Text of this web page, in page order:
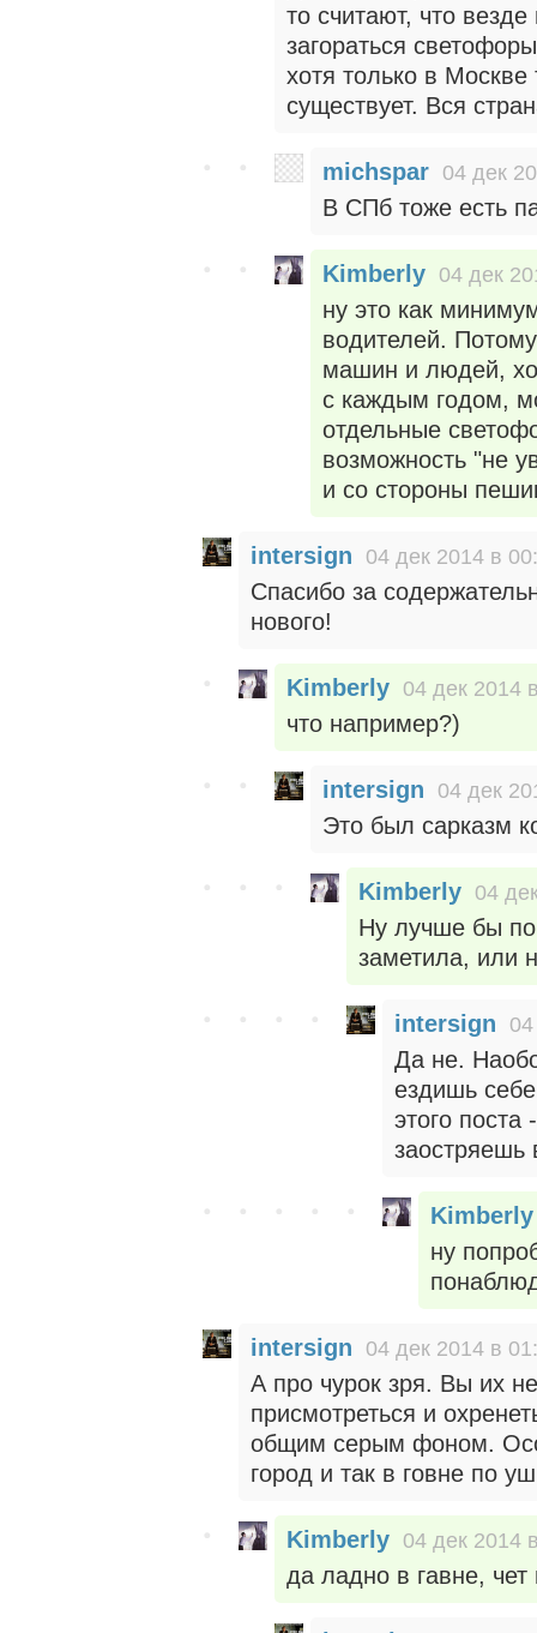
то считают, что
загораться
хотя только в
существует. Вся
michspar 04 дек
В СПб тоже есть
Kimberly 04 дек
ну это как
водителей.
машин и людей,
с каждым годом,
отдельные
возможность "не
и со стороны
intersign 04 дек 2014 в
Спасибо за
нового!
Kimberly 04 дек 2014
что например?)
intersign 04 дек
Это был сарказм
Kimberly 04
Ну лучше бы по
заметила, или
intersign
Да не.
ездишь
этого
Kimberly
ну
intersign 04 дек 2014 в
А про чурок зря. Вы их
присмотреться и
общим серым фоном.
город и так в говне по
Kimberly 04 дек 2014
да ладно в гавне,